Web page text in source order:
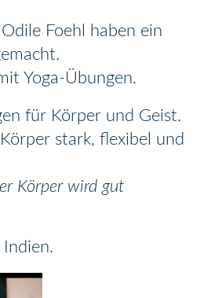
Foehl haben ein
Yoga-Übungen.
für Körper und Geist.
stark, flexibel und
Körper wird gut
Indien.